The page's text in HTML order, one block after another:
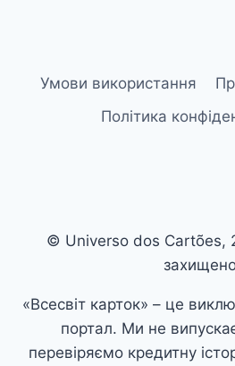
Умови використання
Політика
© Universo dos Cartões,
«Всесвіт карток» – це
портал. Ми не
перевіряємо кредитну